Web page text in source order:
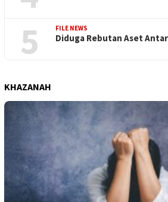
5 FILE NEWS
Diduga Rebutan Aset
KHAZANAH